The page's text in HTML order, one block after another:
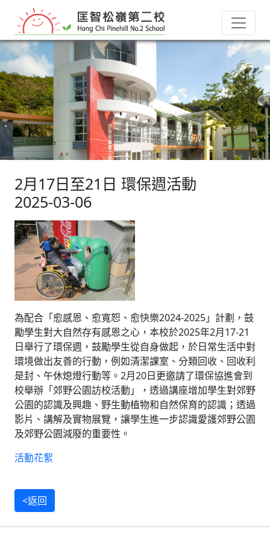
2月17日至21日 環保週活動
2025-03-06
為配合「愈感恩、愈寬恕、愈快樂2024-2025」計劃，鼓
勵學生對大自然存有感恩之心，本校於2025年2月17-21
日舉行了環保週，鼓勵學生從自身做起，於日常生活中對
環境做出友善的行動，例如清潔課室、分類回收、回收利
是封、午休熄燈行動等。2月20日更邀請了環保協進會到
校舉辦「郊野公園訪校活動」，透過講座增加學生對郊野
公園的認識及興趣、野生動植物和自然保育的認識；透過
影片、講解及實物展覽，讓學生進一步認識愛護郊野公園
及郊野公園減廢的重要性。
活動花絮
<返回